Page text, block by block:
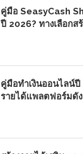
คู่มือ SeasyCash
ปี 2026? ทางเลือกส
คู่มือทำเงินออนไลน์
รายได้แพลตฟอร์มดัง